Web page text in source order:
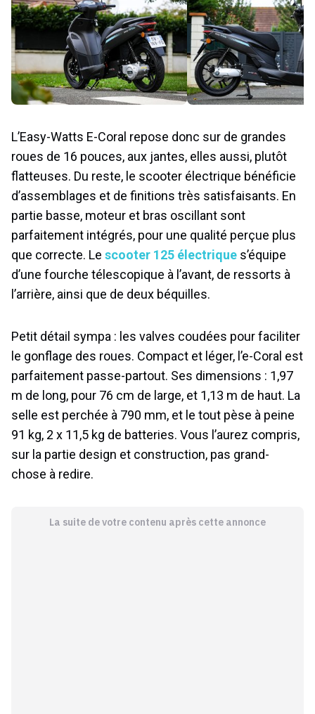
L’Easy-Watts E-Coral repose donc sur de grandes
roues de 16 pouces, aux jantes, elles aussi, plutôt
flatteuses. Du reste, le scooter électrique bénéficie
d’assemblages et de finitions très satisfaisants. En
partie basse, moteur et bras oscillant sont
parfaitement intégrés, pour une qualité perçue plus
que correcte. Le scooter 125 électrique s’équipe
d’une fourche télescopique à l’avant, de ressorts à
l’arrière, ainsi que de deux béquilles.
Petit détail sympa : les valves coudées pour faciliter
le gonflage des roues. Compact et léger, l’e-Coral est
parfaitement passe-partout. Ses dimensions : 1,97
m de long, pour 76 cm de large, et 1,13 m de haut. La
selle est perchée à 790 mm, et le tout pèse à peine
91 kg, 2 x 11,5 kg de batteries. Vous l’aurez compris,
sur la partie design et construction, pas grand-
chose à redire.
La suite de votre contenu après cette annonce